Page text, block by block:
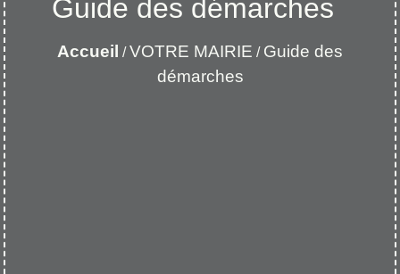
Guide des démarches
Accueil /VOTRE MAIRIE / Guide des
démarches